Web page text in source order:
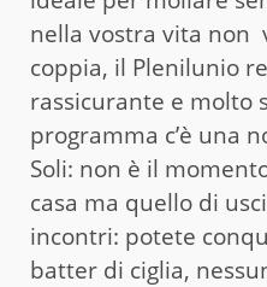
nella vostra vita non
coppia, il Plenilunio
rassicurante e molto
programma c’è una
Soli: non è il
casa ma quello di
incontri: potete
batter di ciglia,